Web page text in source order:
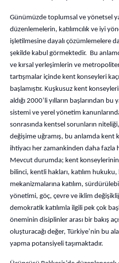
Günümüzde toplumsal ve yönetsel
düzenlemelerin, katılımcılık ve iyi
işletilmesine dayalı çözümlemelere
şekilde kabul görmektedir. Bu
ve kırsal yerleşimlerin ve
tartışmalar içinde kent konseyleri
başlamıştır. Kuşkusuz kent
aldığı 2000’li yılların başlarından
sistemi ve yerel yönetim
sonrasında kentsel sorunların
değişime uğramış, bu anlamda kent
ihtiyacı her zamankinden daha fazla
Mevcut durumda; kent
bilinci, kentli hakları, katılım
mekanizmalarına katılım,
yönetimi, göç, çevre ve iklim
demokratik katılımla ilgili pek çok
öneminin disiplinler arası bir bakış
oluşturacağı değer, Türkiye’nin bu
yapma potansiyeli taşımaktadır.